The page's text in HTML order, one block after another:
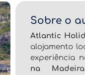
Sobre o
Atlantic
alojamento
experiência
na Madeira